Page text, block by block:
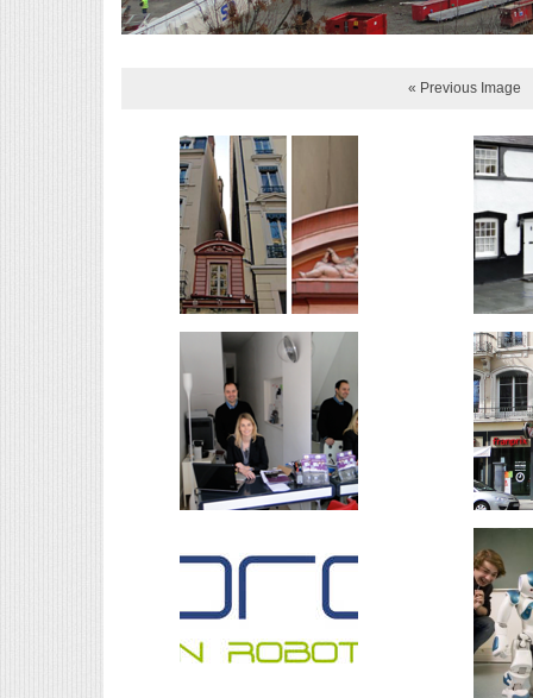
« Previous Image